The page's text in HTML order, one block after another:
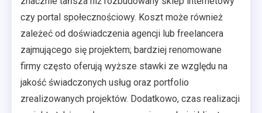
czy portal społecznościowy. Koszt może również
zależeć od doświadczenia agencji lub freelancera
zajmującego się projektem; bardziej renomowane
firmy często oferują wyższe stawki ze względu na
jakość świadczonych usług oraz portfolio
zrealizowanych projektów. Dodatkowo, czas realizacji